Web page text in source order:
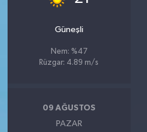
Güneşli
Nem: %47
Rüzgar: 4.89 m/s
09 AĞUSTOS
PAZAR